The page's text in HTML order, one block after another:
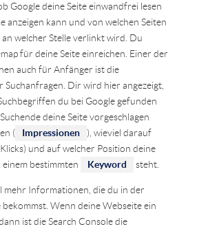
Google deine Seite einwandfrei lesen
anzeigen kann und von welchen Seiten
welcher Stelle verlinkt wird. Du
für deine Seite einreichen. Einer der
auch für Anfänger ist die
Suchanfragen. Dir wird hier angezeigt,
du bei Google gefunden
deine Seite vorgeschlagen
(
Impressionen
), wieviel darauf
und auf welcher Position deine
bestimmten
Keyword steht.
mehr Informationen, die du in der
bekommst. Wenn deine Webseite ein
ist die Search Console die